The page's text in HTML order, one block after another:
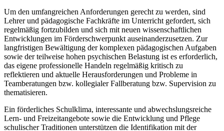
Um den umfangreichen Anforderungen gerecht zu werden, sind
Lehrer und pädagogische Fachkräfte im Unterricht gefordert, sich
regelmäßig fortzubilden und sich mit neuen wissenschaftlichen
Entwicklungen im Förderschwerpunkt auseinanderzusetzen. Zur
langfristigen Bewältigung der komplexen pädagogischen Aufgaben
sowie der teilweise hohen psychischen Belastung ist es erforderlich,
das eigene professionelle Handeln regelmäßig kritisch zu
reflektieren und aktuelle Herausforderungen und Probleme in
Teamberatungen bzw. kollegialer Fallberatung bzw. Supervision zu
thematisieren.
Ein förderliches Schulklima, interessante und abwechslungsreiche
Lern- und Freizeitangebote sowie die Entwicklung und Pflege
schulischer Traditionen unterstützen die Identifikation mit der